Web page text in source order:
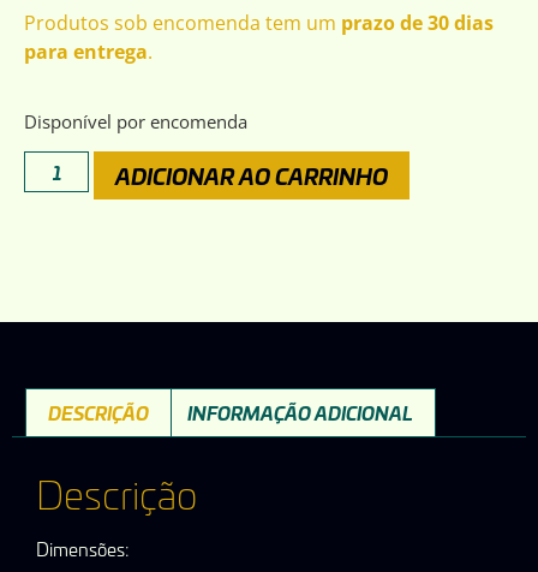
Produtos sob encomenda tem um prazo de 30 dias
para entrega.
Disponível por encomenda
ADICIONAR AO CARRINHO
DESCRIÇÃO INFORMAÇÃO ADICIONAL
Descrição
Dimensões: